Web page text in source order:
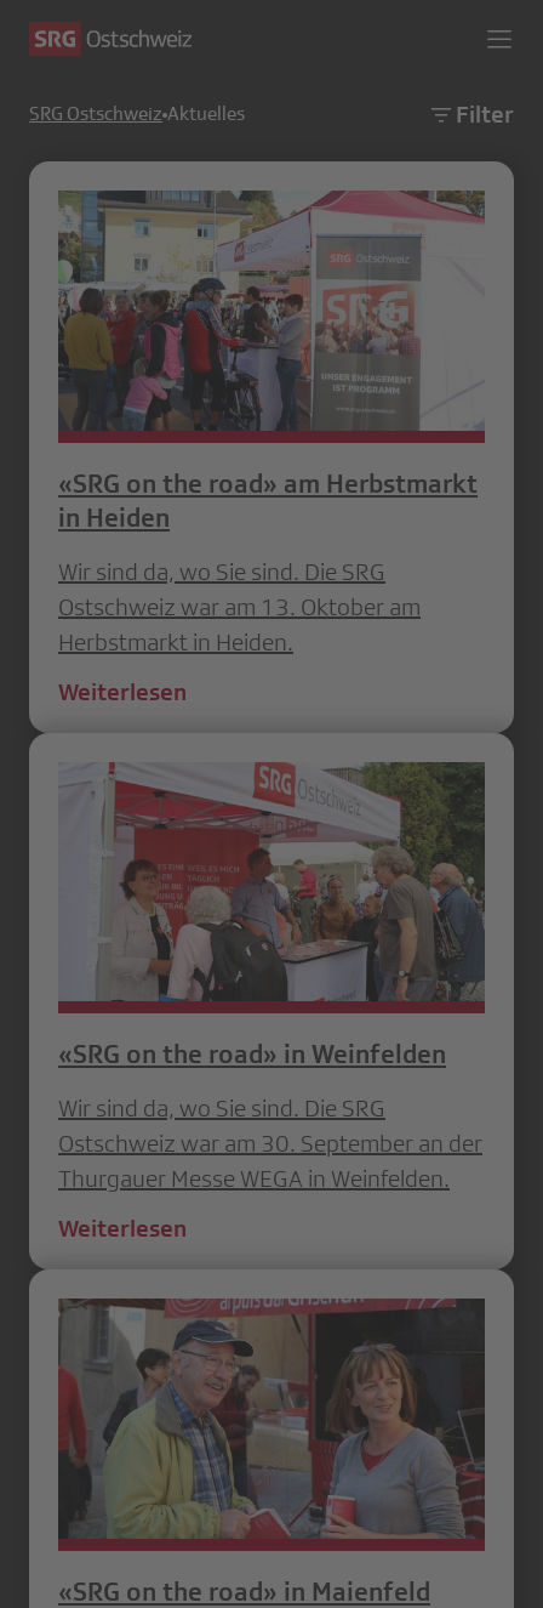
SRG Ostschweiz Aktuelles Filter
«SRG on the road» am Herbstmarkt
in Heiden
Wir sind da, wo Sie sind. Die SRG
Ostschweiz war am 13. Oktober am
Herbstmarkt in Heiden.
Weiterlesen
«SRG on the road» in Weinfelden
Wir sind da, wo Sie sind. Die SRG
Ostschweiz war am 30. September an der
Thurgauer Messe WEGA in Weinfelden.
Weiterlesen
«SRG on the road» in Maienfeld